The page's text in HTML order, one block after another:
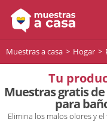
Muestras a casa Hogar
Tu
Muestras gratis
para
Elimina los malos olores y